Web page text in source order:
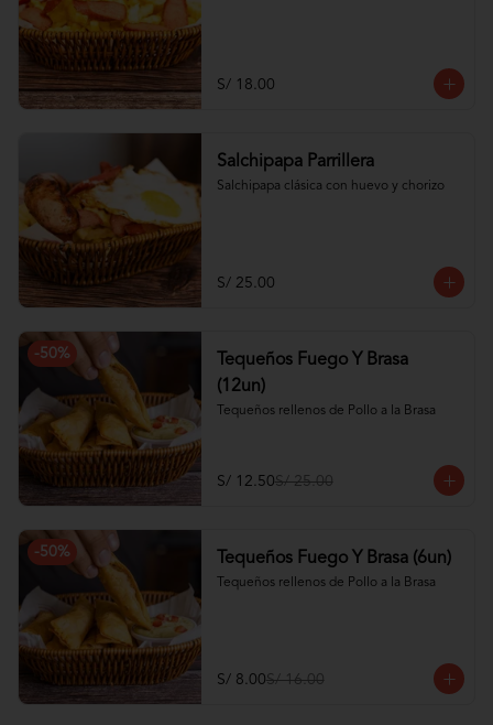
S/ 18.00
Salchipapa Parrillera
Salchipapa clásica con huevo y chorizo
S/ 25.00
-50%
Tequeños Fuego Y Brasa
(12un)
Tequeños rellenos de Pollo a la Brasa
S/ 12.50S/ 25.00
-50% Tequeños Fuego Y Brasa (6un)
Tequeños rellenos de Pollo a la Brasa
S/ 8.00S/ 16.00